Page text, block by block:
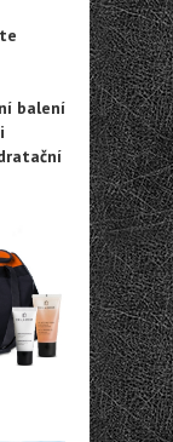
balení